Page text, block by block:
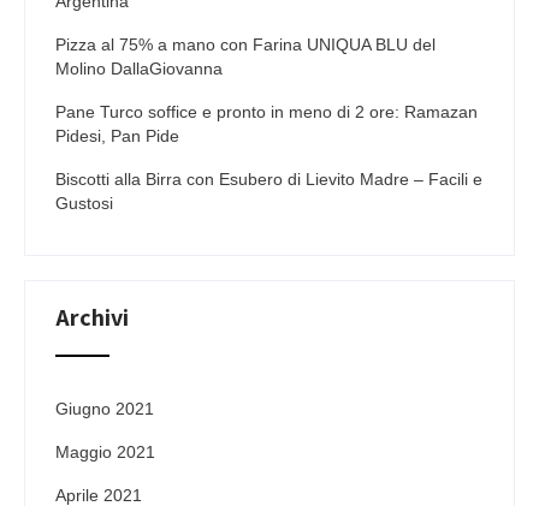
Pizza al 75% a mano con Farina UNIQUA BLU del
Molino DallaGiovanna
Pane Turco soffice e pronto in meno di 2 ore: Ramazan
Pidesi, Pan Pide
Biscotti alla Birra con Esubero di Lievito Madre – Facili e
Gustosi
Archivi
Giugno 2021
Maggio 2021
Aprile 2021